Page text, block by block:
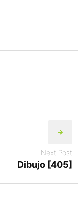
Next Post
Dibujo [405]